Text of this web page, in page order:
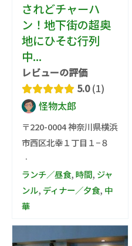
されどチャーハ
ン！地下街の超奥
地にひそむ行列
中...
レビューの評価
5.0 1
怪物太郎
〒220-0004 神奈川県横浜
市西区北幸１丁目１−８
·
ランチ／昼食,時間, ジャ
ンル, ディナー／夕食, 中
華